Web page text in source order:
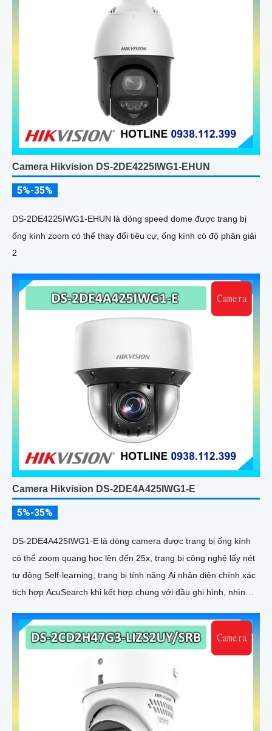
Camera Hikvision DS-2DE4225IWG1-EHUN
5%-35%
DS-2DE4225IWG1-EHUN là dòng speed dome được trang bị
ống kính zoom có thể thay đổi tiêu cự, ống kính có độ phân giải
2
Camera Hikvision DS-2DE4A425IWG1-E
5%-35%
DS-2DE4A425IWG1-E là dòng camera được trang bị ống kính
có thể zoom quang học lên đến 25x, trang bị công nghệ lấy nét
tự động Self-learning, trang bị tính năng Ai nhận diện chính xác
tích hợp AcuSearch khi kết hợp chung với đầu ghi hình, nhìn